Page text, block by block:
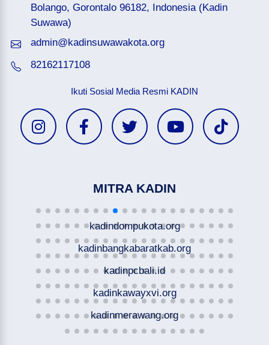
Bolango, Gorontalo 96182, Indonesia (Kadin
Suwawa)
admin@kadinsuwawakota.org
82162117108
Ikuti Sosial Media Resmi KADIN
MITRA KADIN
kadindompukota.org
kadinbangkabaratkab.org
kadinpcbali.id
kadinkawayxvi.org
kadinmerawang.org